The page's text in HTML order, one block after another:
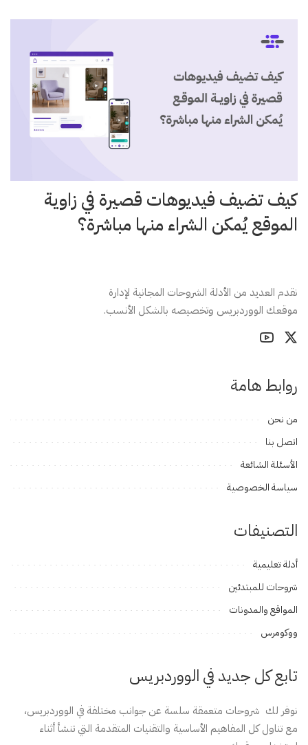
كيف تضيف فيديوهات قصيرة في زاوية
الموقع يُمكن الشراء منها مباشرة؟
نقدم العديد من الأدلة الشروحات المجانية لإدارة
موقعك الووردبريس وتخصيصه بالشكل الأنسب.
روابط هامة
من نحن
اتصل بنا
الأسئلة الشائعة
سياسة الخصوصية
التصنيفات
أدلة تعليمية
شروحات للمبتدئين
المواقع والمدونات
ووكومرس
تابع كل جديد في الووردبريس
نوفر لك شروحات متعمقة سلسة عن جوانب مختلفة في الووردبريس،
مع تناول كل المفاهيم الأساسية والتقنيات المتقدمة التي تنشأ أثناء